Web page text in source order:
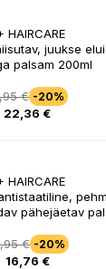
HAIRCARE
juukse
palsam 200ml
€ -20%
22,36 €
HAIRCARE
pähejäetav
€ -20%
16,76 €